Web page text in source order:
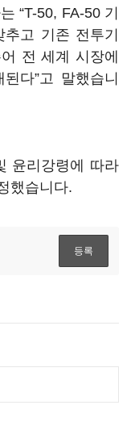
“T-50, FA-50 기
고 기존 전투기
전 세계 시장에
다”고 말했습니
윤리강령에 따라
했습니다.